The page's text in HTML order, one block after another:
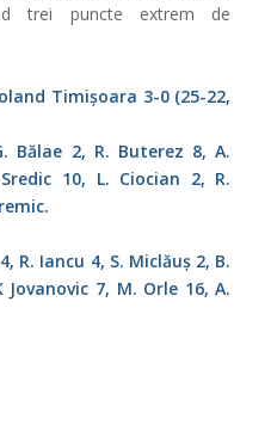
trei puncte extrem de
Timișoara 3-0 (25-22,
Bălae 2, R. Buterez 8, A.
10, L. Ciocian 2, R.
R. Iancu 4, S. Miclăuș 2, B.
Jovanovic 7, M. Orle 16, A.